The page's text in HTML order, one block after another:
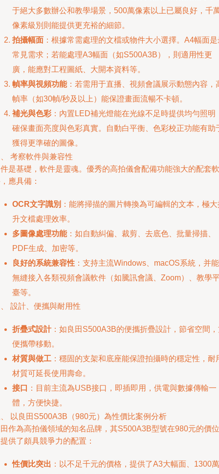
于絕大多數辦公和教學場景，500萬像素以上已屬良好，千
像素級別則能提供更充裕的細節。
拍攝幅面 ：根據常需處理的文檔或物件大小選擇。A4幅面
常見需求；若能處理A3幅面（如S500A3B），則適用性更
廣，能應對工程圖紙、大開本資料等。
幀率與視頻功能：若需用于直播、視頻會議展示動態內容，
幀率（如30幀/秒及以上）能保證畫面流暢不卡頓。
補光與色彩 ：內置LED補光燈能在光線不足時提供均勻照明
確保畫面亮度與色彩真實。自動白平衡、色彩校正功能有助
獲得更準確的圖像。
考察軟件與兼容性
是基礎，軟件是靈魂。優秀的高拍儀會配備功能強大的配套軟
應具備：
OCR文字識別 ：能將掃描的圖片轉換為可編輯的文本，極
升文檔處理效率。
多圖像處理功能：如自動糾偏、裁剪、去底色、批量掃描、
PDF生成、加密等。
良好的系統兼容性 ：支持主流Windows、macOS系統，并能
無縫接入各類視頻會議軟件（如騰訊會議、Zoom）、教學
臺等。
設計、便攜與耐用性
折疊式設計：如良田S500A3B的便攜折疊設計，節省空間
便攜帶移動。
材質與做工 ：穩固的支架和底座能保證拍攝時的穩定性，耐
材質可延長使用壽命。
接口
：目前主流為USB接口，即插即用，供電與數據傳輸一
體，方便快捷。
以良田S500A3B（980元）為性價比案例分析
作為高拍儀領域的知名品牌，其S500A3B型號在980元的價位
供了頗具競爭力的配置：
性價比突出 ：以不足千元的價格，提供了A3大幅面、1300萬